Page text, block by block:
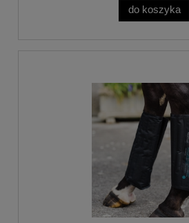
do koszyka